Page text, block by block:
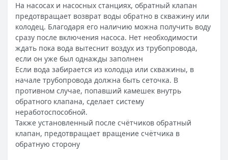
На насосах и насосных станциях, обратный клапан
предотвращает возврат воды обратно в скважину или
колодец. Благодаря его наличию можна получить воду
сразу после включения насоса. Нет необходимости
ждать пока вода вытеснит воздух из трубопровода,
если он уже был однажды заполнен
Если вода забирается из колодца или скважины, в
начале трубопровода должна быть сеточка. В
противном случае, попавший камешек внутрь
обратного клапана, сделает систему
неработоспособной.
Также установленный после счётчиков обратный
клапан, предотвращает вращение счётчика в
обратную сторону